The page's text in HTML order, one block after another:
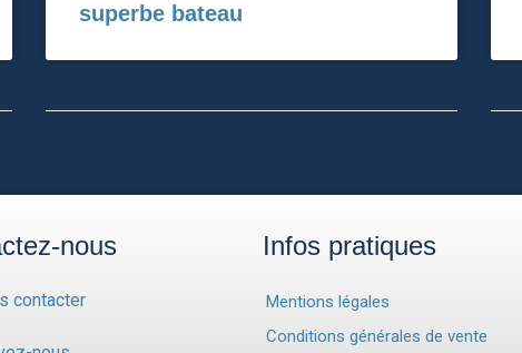
superbe bateau
nous
contacter
Infos pratiques
Mentions légales
Conditions générales de vente